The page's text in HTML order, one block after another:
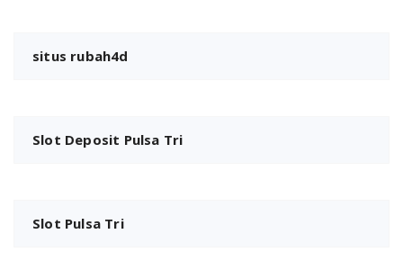
situs rubah4d
Slot Deposit Pulsa Tri
Slot Pulsa Tri